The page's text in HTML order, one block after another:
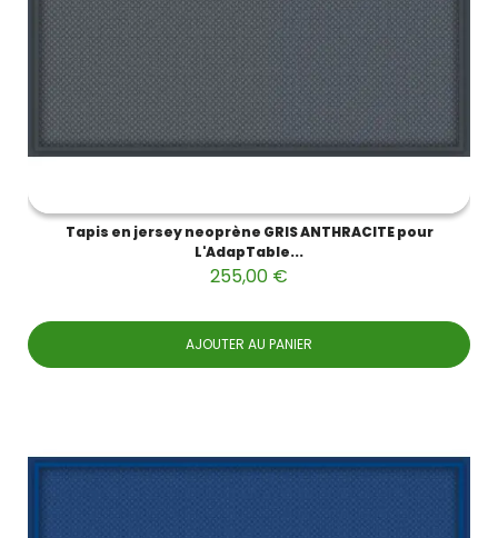
Tapis en jersey neoprène GRIS ANTHRACITE pour
L'AdapTable...
255,00 €
AJOUTER AU PANIER